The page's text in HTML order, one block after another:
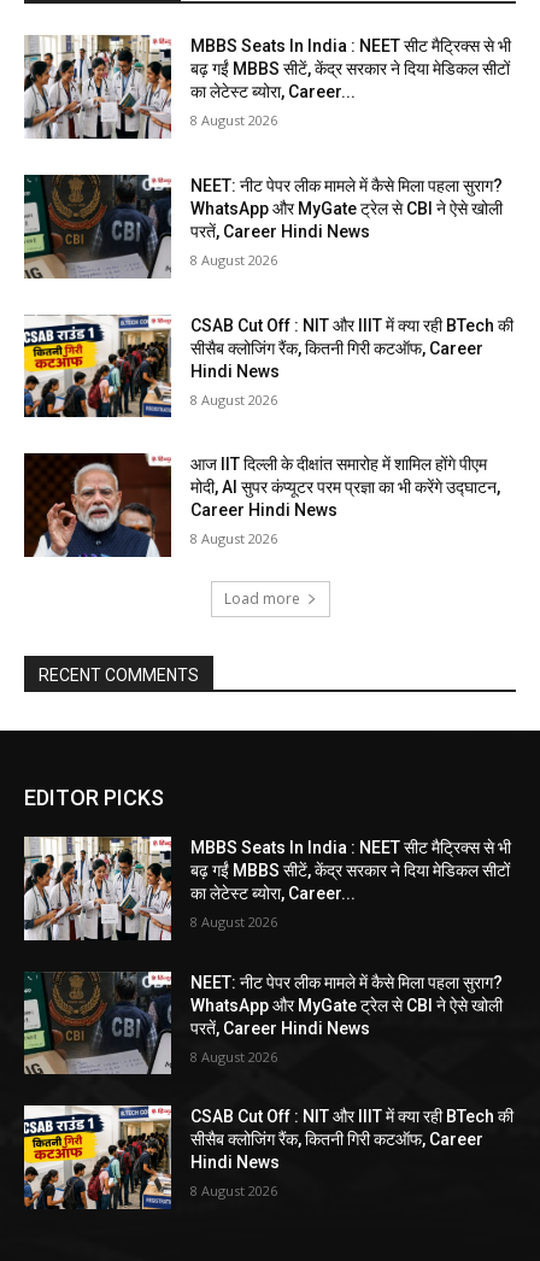
MBBS Seats In India : NEET सीट मैट्रिक्स से भी
बढ़ गईं MBBS सीटें, केंद्र सरकार ने दिया मेडिकल सीटों
का लेटेस्ट ब्योरा, Career...
8 August 2026
NEET: नीट पेपर लीक मामले में कैसे मिला पहला सुराग?
WhatsApp और MyGate ट्रेल से CBI ने ऐसे खोली
परतें, Career Hindi News
8 August 2026
CSAB Cut Off : NIT और IIIT में क्या रही BTech की
सीसैब क्लोजिंग रैंक, कितनी गिरी कटऑफ, Career
Hindi News
8 August 2026
आज IIT दिल्ली के दीक्षांत समारोह में शामिल होंगे पीएम
मोदी, AI सुपर कंप्यूटर परम प्रज्ञा का भी करेंगे उद्घाटन,
Career Hindi News
8 August 2026
Load more
RECENT COMMENTS
EDITOR PICKS
MBBS Seats In India : NEET सीट मैट्रिक्स से भी
बढ़ गईं MBBS सीटें, केंद्र सरकार ने दिया मेडिकल सीटों
का लेटेस्ट ब्योरा, Career...
8 August 2026
NEET: नीट पेपर लीक मामले में कैसे मिला पहला सुराग?
WhatsApp और MyGate ट्रेल से CBI ने ऐसे खोली
परतें, Career Hindi News
8 August 2026
CSAB Cut Off : NIT और IIIT में क्या रही BTech की
सीसैब क्लोजिंग रैंक, कितनी गिरी कटऑफ, Career
Hindi News
8 August 2026